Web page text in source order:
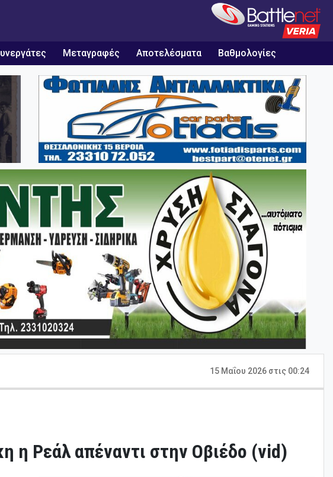
Μεταγραφές Αποτελέσματα Βαθμολογίες
15 Μαΐου 2026 στις 00:24
η Ρεάλ απέναντι στην Οβιέδο (vid)